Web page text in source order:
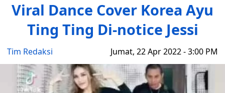
Viral Dance Cover Korea Ayu
Ting Ting Di-notice Jessi
Tim Redaksi Jumat, 22 Apr 2022 - 3:00 PM